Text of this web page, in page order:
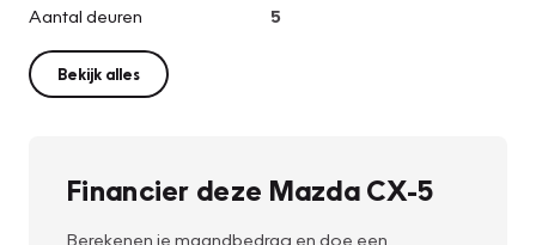
Aantal deuren
5
Bekijk alles
Financier deze Mazda CX-5
Berekenen je maandbedrag en doe een